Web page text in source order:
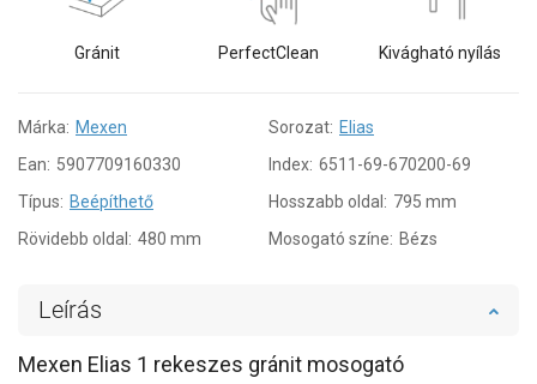
Gránit PerfectClean Kivágható nyílás
Márka: Mexen Sorozat: Elias
Ean: 5907709160330 Index: 6511-69-670200-69
Típus: Beépíthető Hosszabb oldal: 795 mm
Rövidebb oldal: 480 mm Mosogató színe: Bézs
Leírás
Mexen Elias 1 rekeszes gránit mosogató